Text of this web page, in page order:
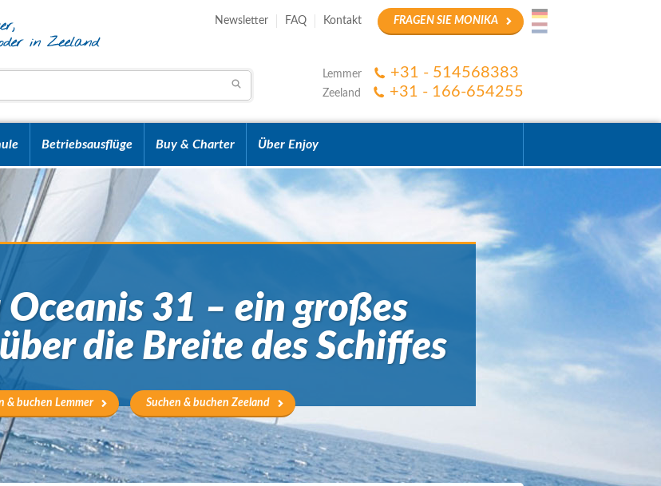
FRAGEN SIE MONIKA
Newsletter FAQ Kontakt
Lemmer +31 - 514568383
Zeeland +31 - 166-654255
Betriebsausflüge Buy & Charter Über Enjoy
31 – ein großes
die Breite des Schiffes
& buchen Lemmer Suchen & buchen Zeeland